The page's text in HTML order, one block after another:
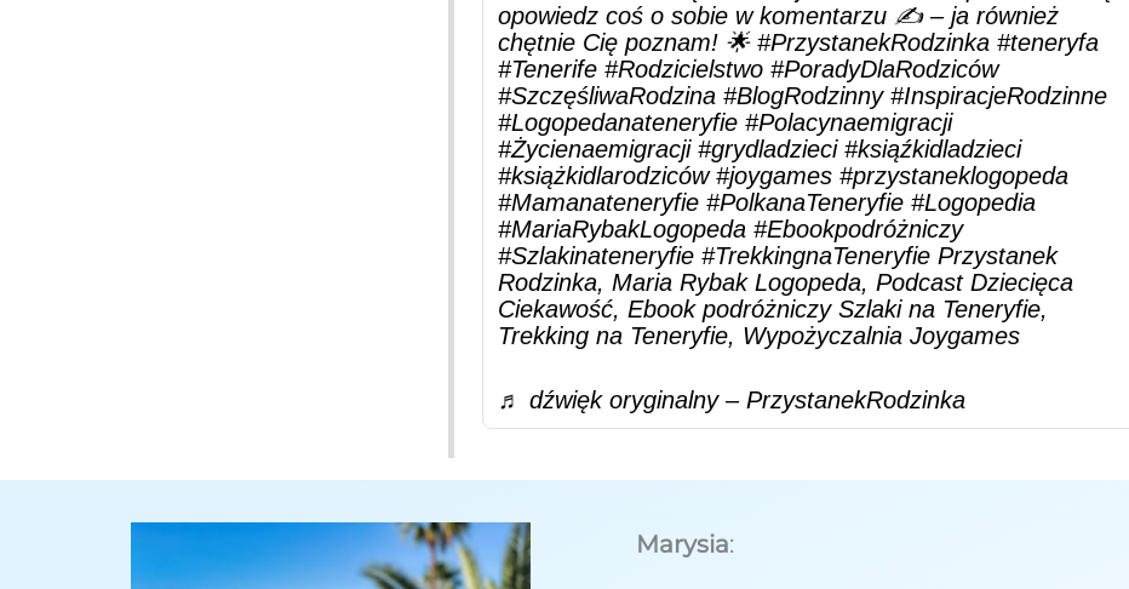
opowiedz coś o sobie w komentarzu ✍️ – ja również
chętnie Cię poznam! 🌟#PrzystanekRodzinka #teneryfa
#Tenerife #Rodzicielstwo #PoradyDlaRodziców
#SzczęśliwaRodzina #BlogRodzinny #InspiracjeRodzinne
#Logopedanateneryfie #Polacynaemigracji
#Życienaemigracji #grydladzieci #ksiąźkidladzieci
#książkidlarodziców #joygames #przystaneklogopeda
#Mamanateneryfie #PolkanaTeneryfie #Logopedia
#MariaRybakLogopeda #Ebookpodróżniczy
#Szlakinateneryfie #TrekkingnaTeneryfie Przystanek
Rodzinka, Maria Rybak Logopeda, Podcast Dziecięca
Ciekawość, Ebook podróżniczy Szlaki na Teneryfie,
Trekking na Teneryfie, Wypożyczalnia Joygames
♬ dźwięk oryginalny – PrzystanekRodzinka
Marysia: